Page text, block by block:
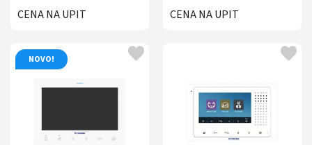
CENA NA UPIT
CENA NA UPIT
NOVO!